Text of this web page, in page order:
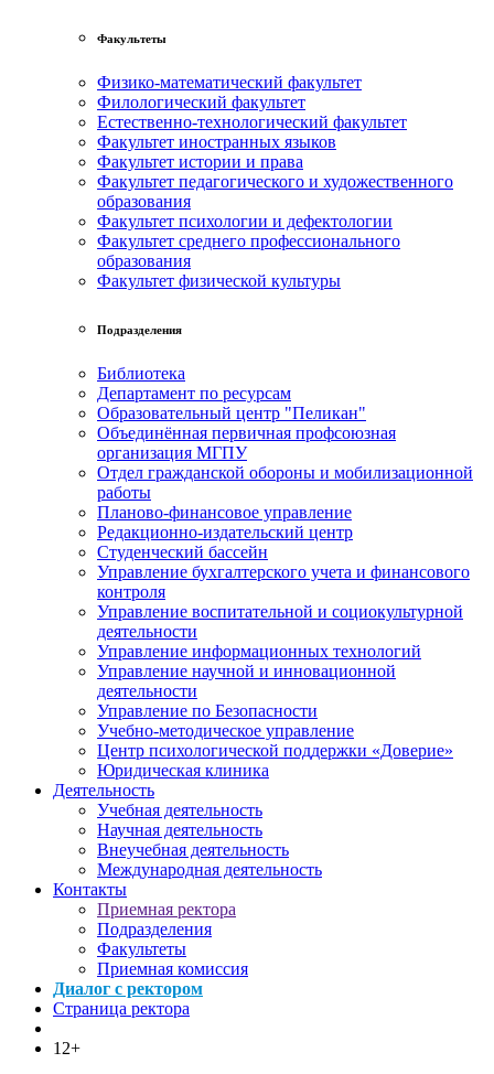
Факультеты
Физико-математический факультет
Филологический факультет
Естественно-технологический факультет
Факультет иностранных языков
Факультет истории и права
Факультет педагогического и художественного
образования
Факультет психологии и дефектологии
Факультет среднего профессионального
образования
Факультет физической культуры
Подразделения
Библиотека
Департамент по ресурсам
Образовательный центр "Пеликан"
Объединённая первичная профсоюзная
организация МГПУ
Отдел гражданской обороны и мобилизационной
работы
Планово-финансовое управление
Редакционно-издательский центр
Студенческий бассейн
Управление бухгалтерского учета и финансового
контроля
Управление воспитательной и социокультурной
деятельности
Управление информационных технологий
Управление научной и инновационной
деятельности
Управление по Безопасности
Учебно-методическое управление
Центр психологической поддержки «Доверие»
Юридическая клиника
Деятельность
Учебная деятельность
Научная деятельность
Внеучебная деятельность
Международная деятельность
Контакты
Приемная ректора
Подразделения
Факультеты
Приемная комиссия
Диалог с ректором
Страница ректора
12+